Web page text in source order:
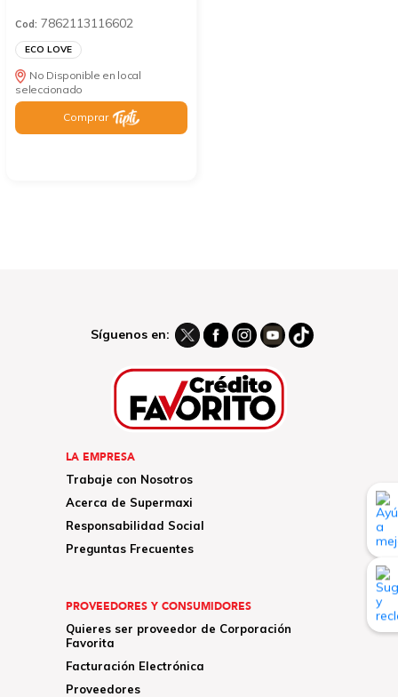
Cod: 7862113116602
ECO LOVE
No Disponible en local
seleccionado
Comprar
Síguenos en:
LA EMPRESA
Trabaje con Nosotros
Acerca de Supermaxi
Responsabilidad Social
Preguntas Frecuentes
PROVEEDORES Y CONSUMIDORES
Quieres ser proveedor de Corporación
Favorita
Facturación Electrónica
Proveedores